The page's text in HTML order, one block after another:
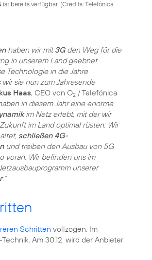
ist bereits verfügbar. (Credits: Telefónica
haben wir mit3Gden Weg für die
in unserem Land geebnet.
Technologie in die Jahre
sie nun zum Jahresende
Haas, CEO von O2/ Telefónica
in diesem Jahr eine enorme
im Netz erlebt, mit der wir
im Land optimal rüsten: Wir
schließen 4G-
und treiben den Ausbau von 5G
voran. Wir befinden uns im
unserer
.“
Schritten vollzogen. Im
Am 30.12. wird der Anbieter